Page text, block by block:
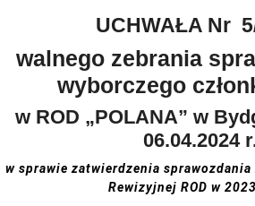
UCHWAŁA Nr
walnego zebrania
wyborczego
w ROD „POLANA” w
06.04.2024
w sprawie zatwierdzenia sprawozdania
Rewizyjnej ROD w